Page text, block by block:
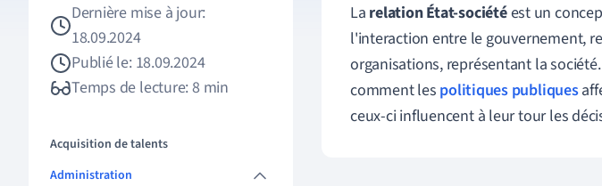
Dernière mise à jour:
18.09.2024
Publié le: 18.09.2024
Temps de lecture: 8 min
Acquisition de talents
Administration
La relation État-sociétéest un
l'interaction entre le gouvernement,
organisations, représentant la
comment les politiques publiques
ceux-ci influencent à leur tour les